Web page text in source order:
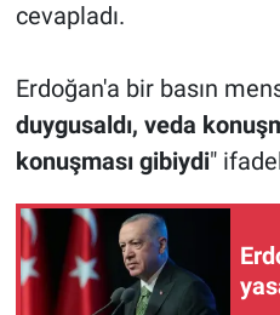
cevapladı.
Erdoğan'a bir basın
duygusaldı, veda
konuşması gibiydi"